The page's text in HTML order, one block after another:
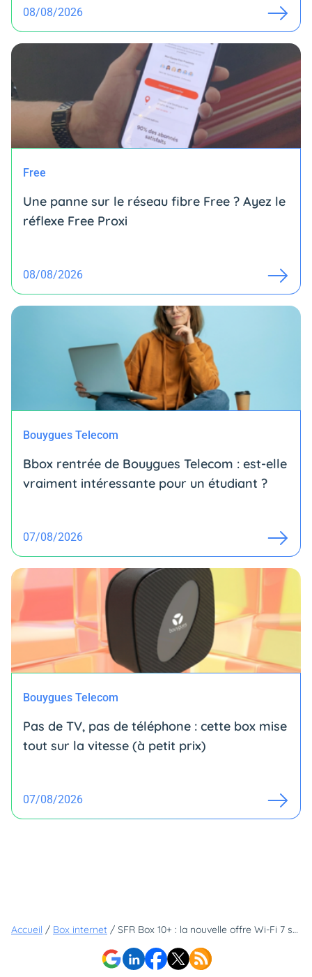
08/08/2026
Free
Une panne sur le réseau fibre Free ? Ayez le
réflexe Free Proxi
08/08/2026
Bouygues Telecom
Bbox rentrée de Bouygues Telecom : est-elle
vraiment intéressante pour un étudiant ?
07/08/2026
Bouygues Telecom
Pas de TV, pas de téléphone : cette box mise
tout sur la vitesse (à petit prix)
07/08/2026
Accueil / Box internet / SFR Box 10+ : la nouvelle offre Wi-Fi 7 sera disponible pour tous dans quelques jours